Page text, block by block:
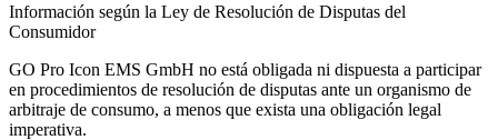
Información según la Ley de Resolución de Disputas del
Consumidor
GO Pro Icon EMS GmbH no está obligada ni dispuesta a participar
en procedimientos de resolución de disputas ante un organismo de
arbitraje de consumo, a menos que exista una obligación legal
imperativa.